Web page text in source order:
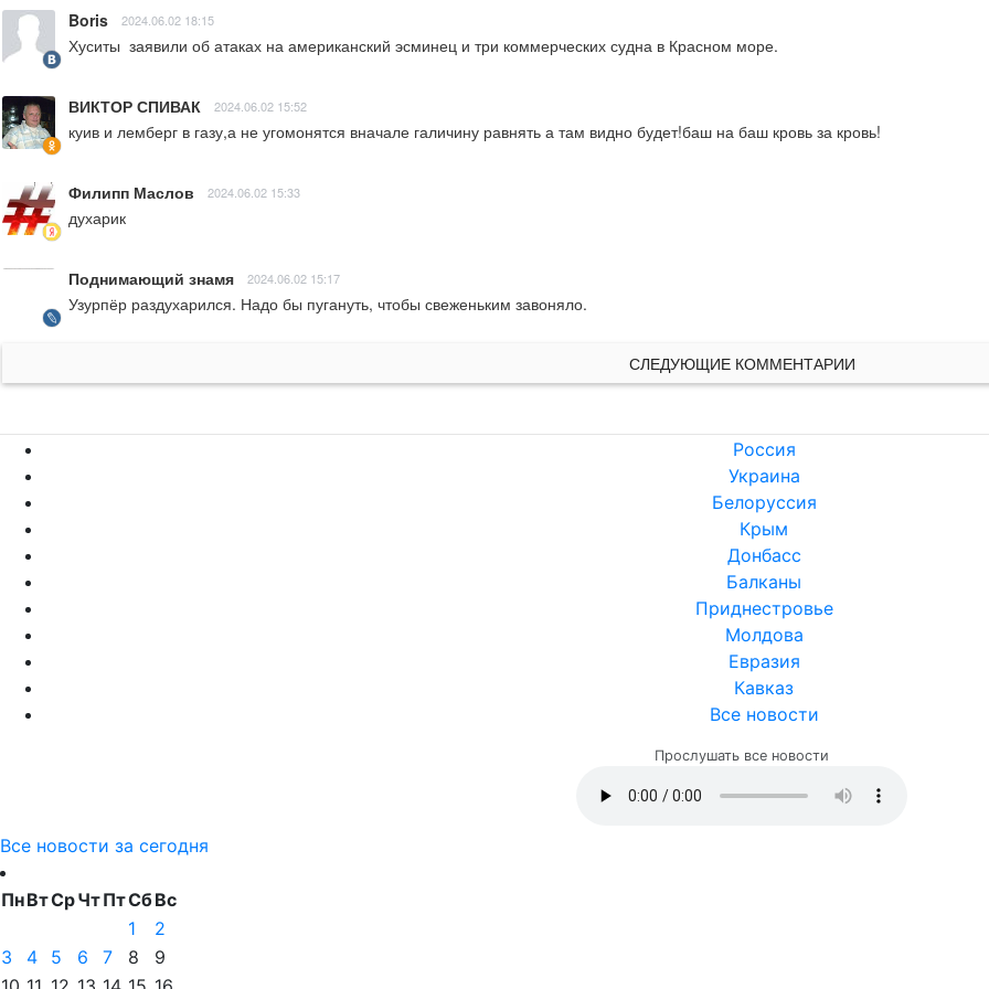
Boris 2024.06.02 18:15
Хуситы  заявили об атаках на американский эсминец и три коммерческих судна в Красном море.
ВИКТОР СПИВАК 2024.06.02 15:52
куив и лемберг в газу,а не угомонятся вначале галичину равнять а там видно будет!баш на баш кровь за кровь!
Филипп Маслов 2024.06.02 15:33
духарик
Поднимающий знамя 2024.06.02 15:17
Узурпёр раздухарился. Надо бы пугануть, чтобы свеженьким завоняло.
СЛЕДУЮЩИЕ КОММЕНТАРИИ
Россия
Украина
Белоруссия
Крым
Донбасс
Балканы
Приднестровье
Молдова
Евразия
Кавказ
Все новости
Прослушать все новости
Все новости за сегодня
ПнВтСрЧтПтСбВс
1
2
3
4 5 6 7 8
9